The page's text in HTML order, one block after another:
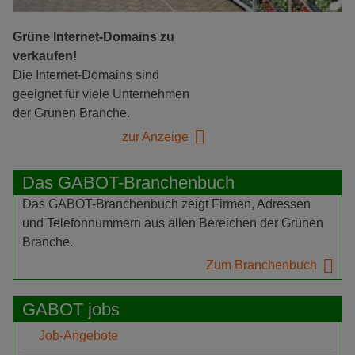
Grüne Internet-Domains zu
verkaufen!
Die Internet-Domains sind
geeignet für viele Unternehmen
der Grünen Branche.
zur Anzeige
Das GABOT-Branchenbuch
Das GABOT-Branchenbuch zeigt Firmen, Adressen
und Telefonnummern aus allen Bereichen der Grünen
Branche.
Zum Branchenbuch
GABOT jobs
Job-Angebote